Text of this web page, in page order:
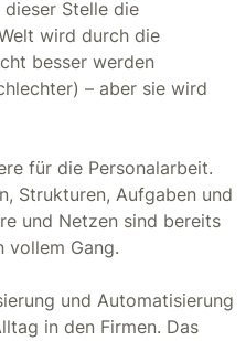
Stelle die
wird durch die
besser werden
– aber sie wird
für die Personalarbeit.
Strukturen, Aufgaben und
und Netzen sind bereits
vollem Gang.
und Automatisierung
in den Firmen. Das